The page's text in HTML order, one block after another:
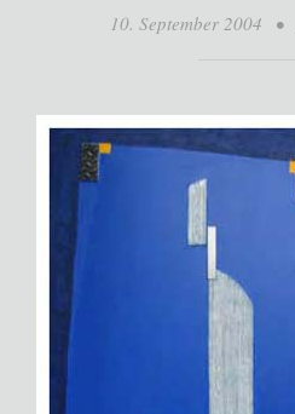
10. September 2004 •